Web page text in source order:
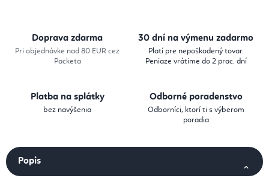
Doprava zdarma
Pri objednávke nad 80 EUR cez
Packeta
30 dní na výmenu zadarmo
Platí pre nepoškodený tovar.
Peniaze vrátime do 2 prac. dní
Platba na splátky
bez navýšenia
Odborné poradenstvo
Odborníci, ktorí ti s výberom
poradia
Popis